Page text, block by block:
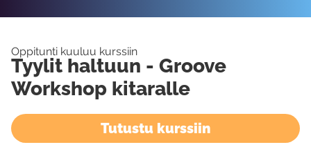
Oppitunti kuuluu kurssiin
Tyylit haltuun - Groove
Workshop kitaralle
Tutustu kurssiin